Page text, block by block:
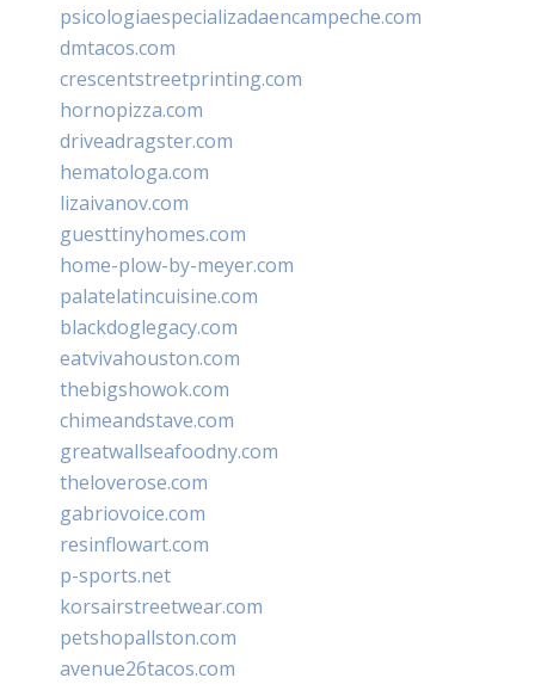
psicologiaespecializadaencampeche.com
dmtacos.com
crescentstreetprinting.com
hornopizza.com
driveadragster.com
hematologa.com
lizaivanov.com
guesttinyhomes.com
home-plow-by-meyer.com
palatelatincuisine.com
blackdoglegacy.com
eatvivahouston.com
thebigshowok.com
chimeandstave.com
greatwallseafoodny.com
theloverose.com
gabriovoice.com
resinflowart.com
p-sports.net
korsairstreetwear.com
petshopallston.com
avenue26tacos.com